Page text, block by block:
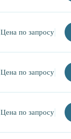
Цена по запросу
Цена по запросу
Цена по запросу